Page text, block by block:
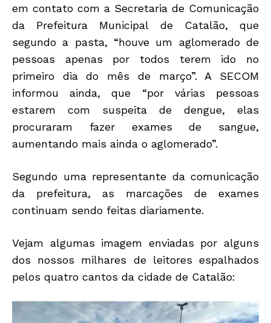
em contato com a Secretaria de Comunicação
da Prefeitura Municipal de Catalão, que
segundo a pasta, “houve um aglomerado de
pessoas apenas por todos terem ido no
primeiro dia do mês de março”. A SECOM
informou ainda, que “por várias pessoas
estarem com suspeita de dengue, elas
procuraram fazer exames de sangue,
aumentando mais ainda o aglomerado”.
Segundo uma representante da comunicação
da prefeitura, as marcações de exames
continuam sendo feitas diariamente.
Vejam algumas imagem enviadas por alguns
dos nossos milhares de leitores espalhados
pelos quatro cantos da cidade de Catalão: